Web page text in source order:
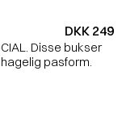
DKK 249
Disse bukser
pasform.